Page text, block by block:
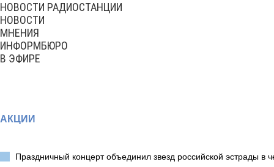
НОВОСТИ РАДИОСТАНЦИИ
НОВОСТИ
МНЕНИЯ
ИНФОРМБЮРО
В ЭФИРЕ
АКЦИИ
Праздничный концерт объединил звезд российской эстрады в